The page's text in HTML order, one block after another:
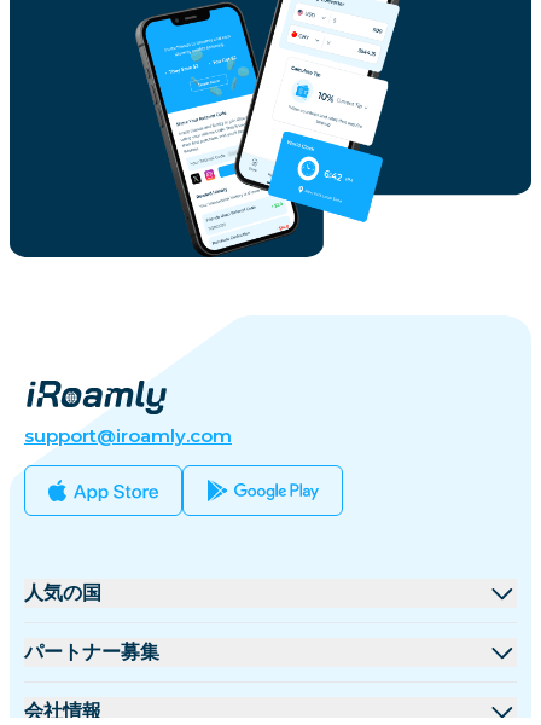
support@iroamly.com
人気の国
アメリカ合衆国
パートナー募集
卸売プラットフォーム
会社情報